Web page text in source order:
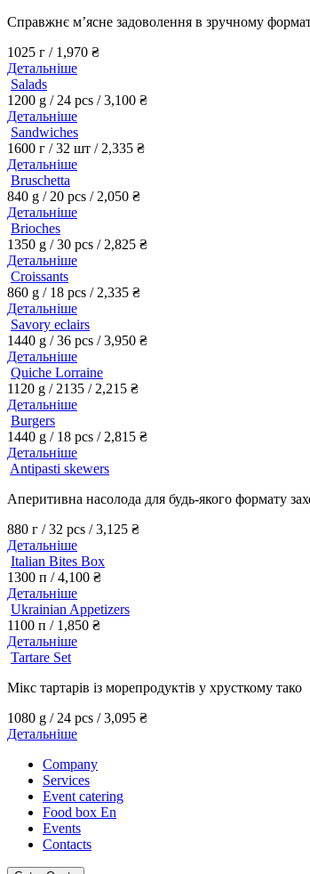
Справжнє м’ясне задоволення в зручному
1025 г / 1,970 ₴
Детальніше
Salads
1200 g / 24 pcs /3,100 ₴
Детальніше
Sandwiches
1600 г / 32 шт / 2,335 ₴
Детальніше
Bruschetta
840 g / 20 pcs / 2,050 ₴
Детальніше
Brioches
1350 g / 30 pcs / 2,825 ₴
Детальніше
Croissants
860 g / 18 pcs / 2,335 ₴
Детальніше
Savory eclairs
1440 g / 36 pcs /3,950 ₴
Детальніше
Quiche Lorraine
1120 g / 2135 / 2,215 ₴
Детальніше
Burgers
1440 g / 18 pcs / 2,815 ₴
Детальніше
Antipasti skewers
Аперитивна насолода для будь-якого формату
880 г / 32 pcs /3,125 ₴
Детальніше
Italian Bites Box
1300 п /4,100 ₴
Детальніше
Ukrainian Appetizers
1100 п / 1,850 ₴
Детальніше
Tartare Set
Мікс тартарів із морепродуктів у хрусткому тако
1080 g / 24 pcs /3,095 ₴
Детальніше
Company
Services
Event catering
Food box En
Events
Contacts